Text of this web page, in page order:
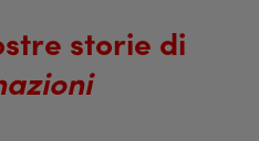
storie di